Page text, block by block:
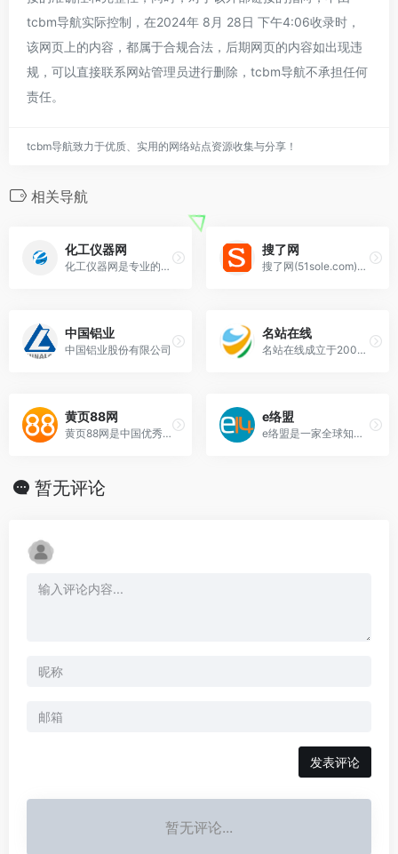
tcbm导航实际控制，在2024年 8月 28日 下午4:06收录时，
该网页上的内容，都属于合规合法，后期网页的内容如出现违
规，可以直接联系网站管理员进行删除，tcbm导航不承担任何
责任。
tcbm导航致力于优质、实用的网络站点资源收集与分享！
相关导航
化工仪器网
化工仪器网是专业的仪器设备行业B2B门户网站，为用户提供分析仪器、实验室仪器设备、环境监测仪器等仪器相关产品，并实时更新仪器展会、仪器新闻会议、仪器优质供应商、
搜了网
搜了网(51sole.com)专注于为企业用户提供B2B市场行情，热点采购、加工批发，产品信息，黄金商铺，网上推广等，是企业进行电子商务和网上推广的首选行业门户
中国铝业
中国铝业股份有限公司
名站在线
名站在线成立于2005年，服务于各中小企业。主要提供行业网站发布，行业网站推广，行业网站导航，行业网站搜索，行业网站链接交易，行业网站浏量交换，网友行业网站收藏
黄页88网
黄页88网是中国优秀的B2B电子商务平台，免费供求信息网，提供最新免费发布的企业黄页信息、供应信息，找客户、找求购尽在黄页88网b2b平台，免费发布信息首选黄页
e络盟
e络盟是一家全球知名品牌授权分销商, 提供电子系统设计、维护和维修领域的技术产品、服务和解决方案。
暂无评论
发表评论
暂无评论...